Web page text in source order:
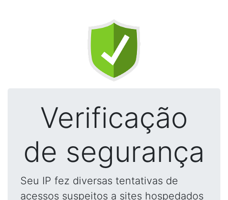
Verificação
de segurança
Seu IP fez diversas tentativas de
acessos suspeitos a sites hospedados